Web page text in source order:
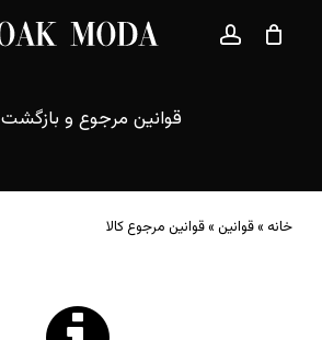
حساب کاربری
سبد خرید
قوانین مرجوع و بازگشت
خانه »قوانین»قوانین مرجوع کالا